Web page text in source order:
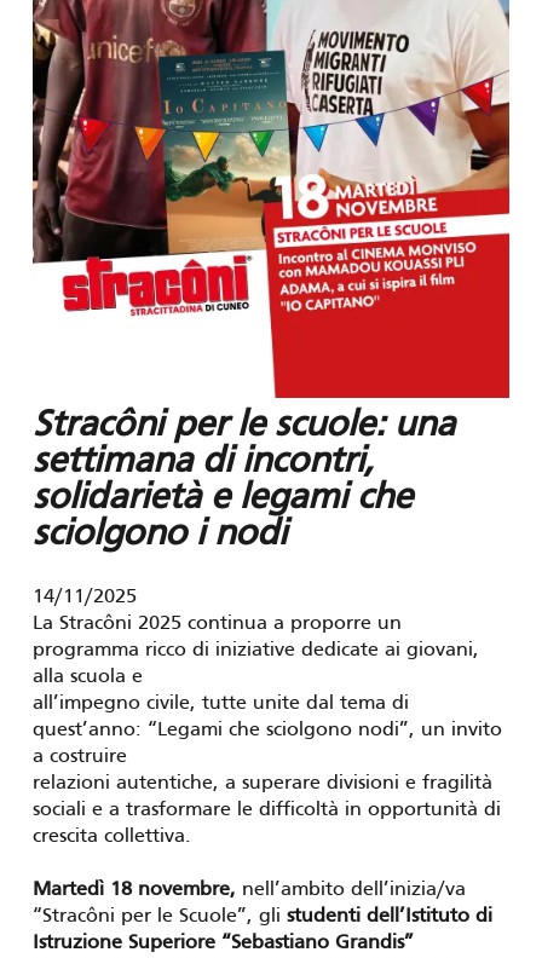
Stracôni per le scuole: una
settimana di incontri,
solidarietà e legami che
sciolgono i nodi
14/11/2025
La Stracôni 2025 continua a proporre un
programma ricco di iniziative dedicate ai giovani,
alla scuola e
all’impegno civile, tutte unite dal tema di
quest’anno: “Legami che sciolgono nodi”, un invito
a costruire
relazioni autentiche, a superare divisioni e fragilità
sociali e a trasformare le difficoltà in opportunità di
crescita collettiva.
Martedì 18 novembre, nell’ambito dell’inizia/va
“Stracôni per le Scuole”, gli studenti dell’Istituto di
Istruzione Superiore “Sebastiano Grandis”